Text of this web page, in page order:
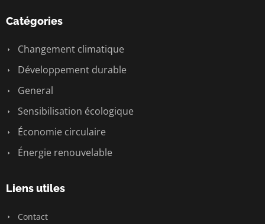
Catégories
Changement climatique
Développement durable
General
Sensibilisation écologique
Économie circulaire
Énergie renouvelable
Liens utiles
Contact